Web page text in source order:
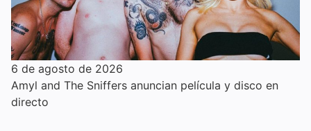
6 de agosto de 2026
Amyl and The Sniffers anuncian película y disco en
directo